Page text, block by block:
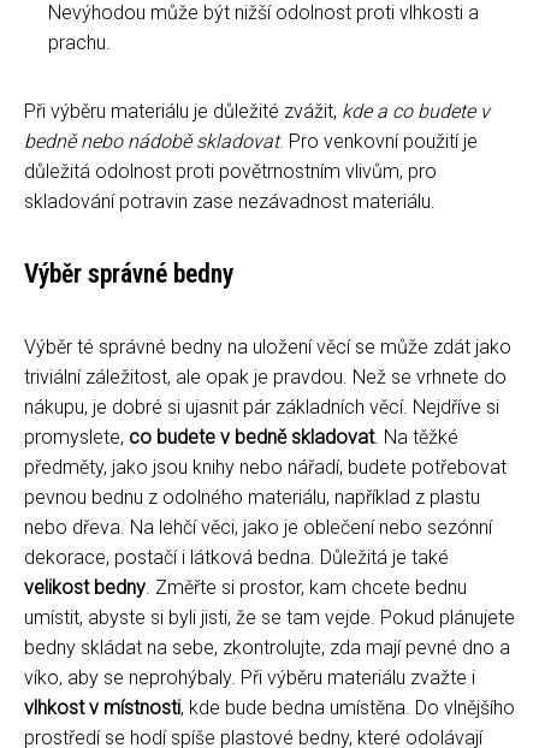
Nevýhodou může být nižší odolnost proti vlhkosti a
prachu.
Při výběru materiálu je důležité zvážit, kde a co budete v
bedně nebo nádobě skladovat. Pro venkovní použití je
důležitá odolnost proti povětrnostním vlivům, pro
skladování potravin zase nezávadnost materiálu.
Výběr správné bedny
Výběr té správné bedny na uložení věcí se může zdát jako
triviální záležitost, ale opak je pravdou. Než se vrhnete do
nákupu, je dobré si ujasnit pár základních věcí. Nejdříve si
promyslete, co budete v bedně skladovat. Na těžké
předměty, jako jsou knihy nebo nářadí, budete potřebovat
pevnou bednu z odolného materiálu, například z plastu
nebo dřeva. Na lehčí věci, jako je oblečení nebo sezónní
dekorace, postačí i látková bedna. Důležitá je také
velikost bedny. Změřte si prostor, kam chcete bednu
umístit, abyste si byli jisti, že se tam vejde. Pokud plánujete
bedny skládat na sebe, zkontrolujte, zda mají pevné dno a
víko, aby se neprohýbaly. Při výběru materiálu zvažte i
vlhkost v místnosti, kde bude bedna umístěna. Do vlnějšího
prostředí se hodí spíše plastové bedny, které odolávají